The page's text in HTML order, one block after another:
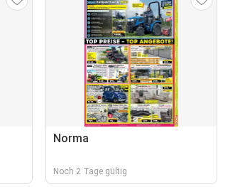
Norma
Noch 2 Tage gültig